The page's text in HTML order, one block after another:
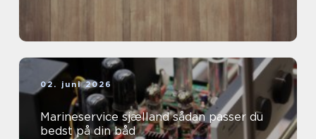
02. juni 2026
Marineservice sjælland sådan passer du
bedst på din båd